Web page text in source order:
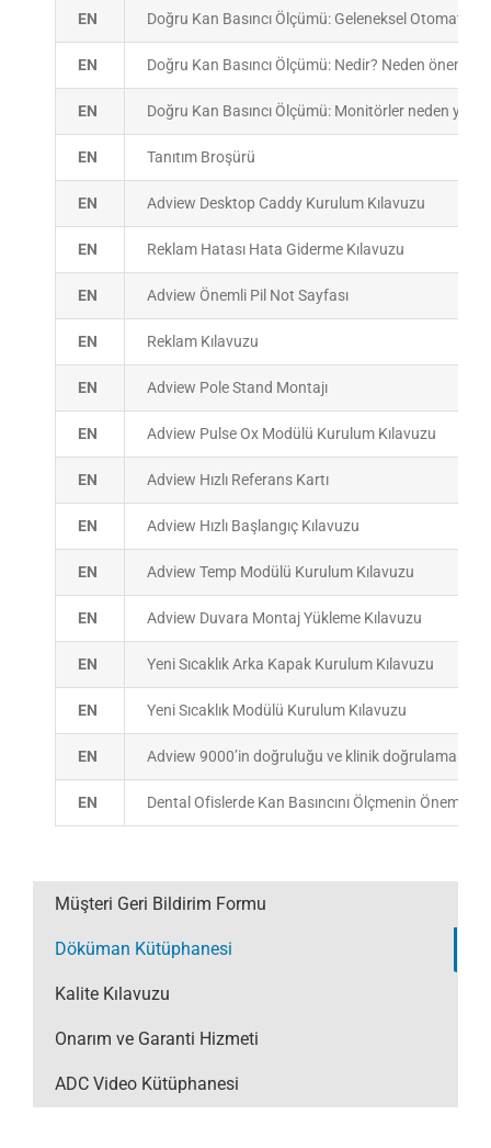
EN Doğru Kan Basıncı Ölçümü: Geleneksel Otomatik
EN Doğru Kan Basıncı Ölçümü: Nedir? Neden
EN Doğru Kan Basıncı Ölçümü: Monitörler neden
EN Tanıtım Broşürü
EN Adview Desktop Caddy Kurulum Kılavuzu
EN Reklam Hatası Hata Giderme Kılavuzu
EN Adview Önemli Pil Not Sayfası
EN Reklam Kılavuzu
EN Adview Pole Stand Montajı
EN Adview Pulse Ox Modülü Kurulum Kılavuzu
EN Adview Hızlı Referans Kartı
EN Adview Hızlı Başlangıç ​​Kılavuzu
EN Adview Temp Modülü Kurulum Kılavuzu
EN Adview Duvara Montaj Yükleme Kılavuzu
EN Yeni Sıcaklık Arka Kapak Kurulum Kılavuzu
EN Yeni Sıcaklık Modülü Kurulum Kılavuzu
EN Adview 9000’in doğruluğu ve klinik doğrulaması
EN Dental Ofislerde Kan Basıncını Ölçmenin Önemi
Müşteri Geri Bildirim Formu
Döküman Kütüphanesi
Kalite Kılavuzu
Onarım ve Garanti Hizmeti
ADC Video Kütüphanesi